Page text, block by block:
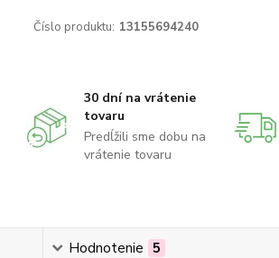
Číslo produktu: 13155694240
30 dní na vrátenie
tovaru
Predĺžili sme dobu na
vrátenie tovaru
Hodnotenie 5